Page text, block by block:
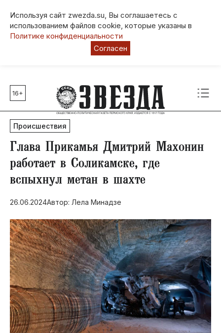
Используя сайт zwezda.su, Вы соглашаетесь с
использованием файлов cookie, которые указаны в
Политике конфиденциальности
Согласен
Главные темы
80 лет Победы
Молодежная столица РФ
СВО
Выборы в Пермском крае
Социальная поддержка
Инфраструктура
Благоустройство
16+
Происшествия
Глава Прикамья Дмитрий Махонин
работает в Соликамске, где
вспыхнул метан в шахте
26.06.2024Автор: Лела Минадзе